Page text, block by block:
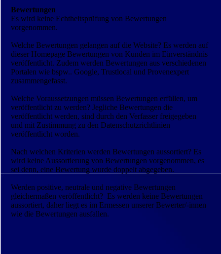
Bewertungen
Es wird keine Echtheitsprüfung von Bewertungen
vorgenommen.
Welche Bewertungen gelangen auf die Website? Es werden auf
dieser Homepage Bewertungen von Kunden im Einverständnis
veröffentlicht. Zudem werden Bewertungen aus verschiedenen
Portalen wie bspw.. Google, Trustlocal und Provenexpert
zusammengefasst.
Welche Voraussetzungen müssen Bewertungen erfüllen, um
veröffentlicht zu werden? Jegliche Bewertungen die
veröffentlicht werden, sind durch den Verfasser freigegeben
und mit Zustimmung zu den Datenschutzrichtlinien
veröffentlicht worden.
Nach welchen Kriterien werden Bewertungen aussortiert? Es
wird keine Aussortierung von Bewertungen vorgenommen, es
sei denn, eine Bewertung wurde doppelt abgegeben.
Werden positive, neutrale und negative Bewertungen
gleichermaßen veröffentlicht? Es werden keine Bewertungen
aussortiert, daher liegt es im Ermessen unserer Bewerter/-innen
wie die Bewertungen ausfallen.